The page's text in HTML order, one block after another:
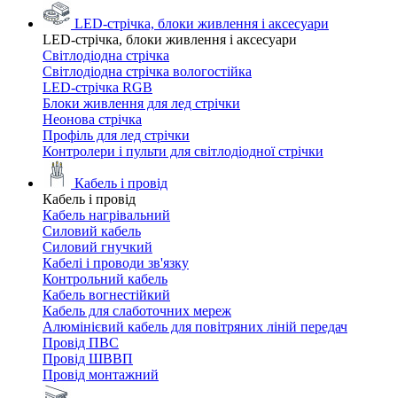
LED-стрічка, блоки живлення і аксесуари
LED-стрічка, блоки живлення і аксесуари
Світлодіодна стрічка
Світлодіодна стрічка вологостійка
LED-стрічка RGB
Блоки живлення для лед стрічки
Неонова стрічка
Профіль для лед стрічки
Контролери і пульти для світлодіодної стрічки
Кабель і провід
Кабель і провід
Кабель нагрівальний
Силовий кабель
Силовий гнучкий
Кабелі і проводи зв'язку
Контрольний кабель
Кабель вогнестійкий
Кабель для слаботочних мереж
Алюмінієвий кабель для повітряних ліній передач
Провід ПВС
Провід ШВВП
Провід монтажний